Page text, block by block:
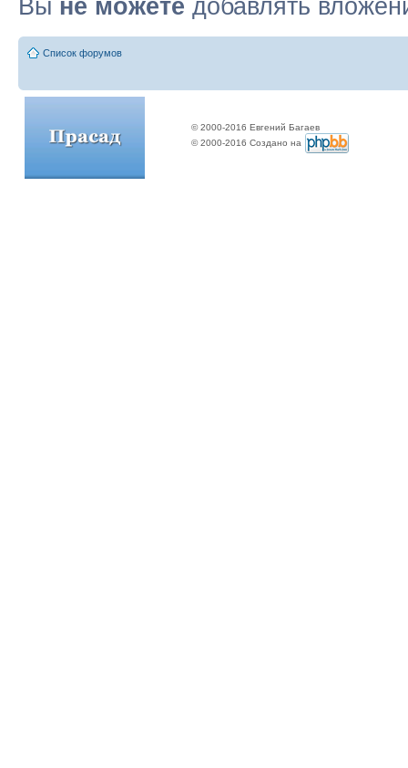
Вы не можете добавлять
Список форумов
© 2000-2016 Евгений Багаев
© 2000-2016 Создано на